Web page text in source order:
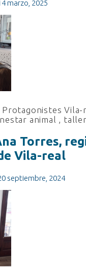
marzo, 2025
Protagonistes Vila-
animal ,
Torres,
Vila-real
septiembre, 2024